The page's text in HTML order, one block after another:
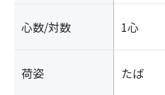
心数/対数 1心
荷姿 たば